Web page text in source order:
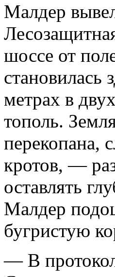
Малдер
шоссе от
становилась
метрах в
тополь.
перекопана,
кротов, —
оставлять
Малдер
бугристую
— В